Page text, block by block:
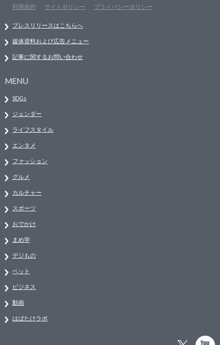
利用規約
サイトポリシー プライバシーポリシー
プレスリリースはこちらへ
媒体資料および広告メニュー
記事に関するお問い合わせ
MENU
SDGs
ジェンダー
ライフスタイル
エンタメ
ファッション
グルメ
カルチャー
スポーツ
おでかけ
まめ学
デジもの
ペット
ビジネス
動画
はばたけラボ